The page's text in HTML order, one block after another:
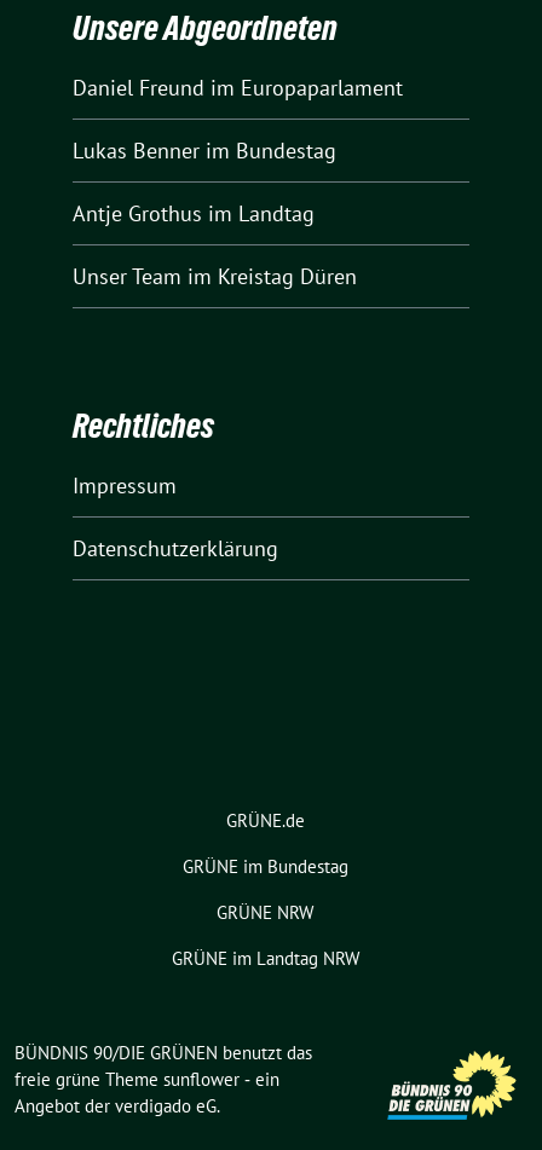
Unsere Abgeordneten
Daniel Freund im Europaparlament
Lukas Benner im Bundestag
Antje Grothus im Landtag
Unser Team im Kreistag Düren
Rechtliches
Impressum
Datenschutzerklärung
GRÜNE.de
GRÜNE im Bundestag
GRÜNE NRW
GRÜNE im Landtag NRW
BÜNDNIS 90/DIE GRÜNEN benutzt das
freie grüne Theme sunflower ‐ ein
Angebot der verdigado eG.